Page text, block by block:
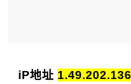
iP地址 1.49.202.136